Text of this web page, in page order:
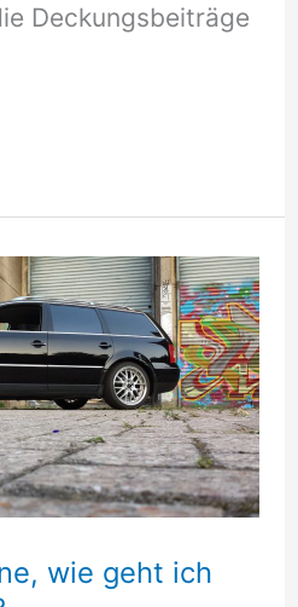
Deckungsbeiträge
wie geht ich